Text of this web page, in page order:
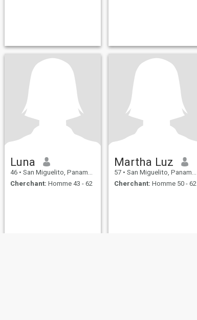
Luna
46 • San Miguelito, Panamá, Paname
Cherchant: Homme 43 - 62
Martha Luz
57 • San Miguelito, Panamá, Paname
Cherchant: Homme 50 - 62